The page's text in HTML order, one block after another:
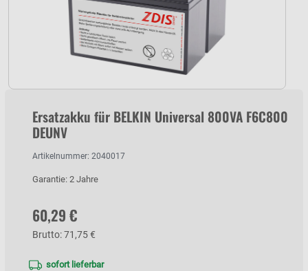
Ersatzakku für BELKIN Universal 800VA F6C800
DEUNV
Artikelnummer: 2040017
Garantie: 2 Jahre
60,29 €
Brutto: 71,75 €
sofort lieferbar